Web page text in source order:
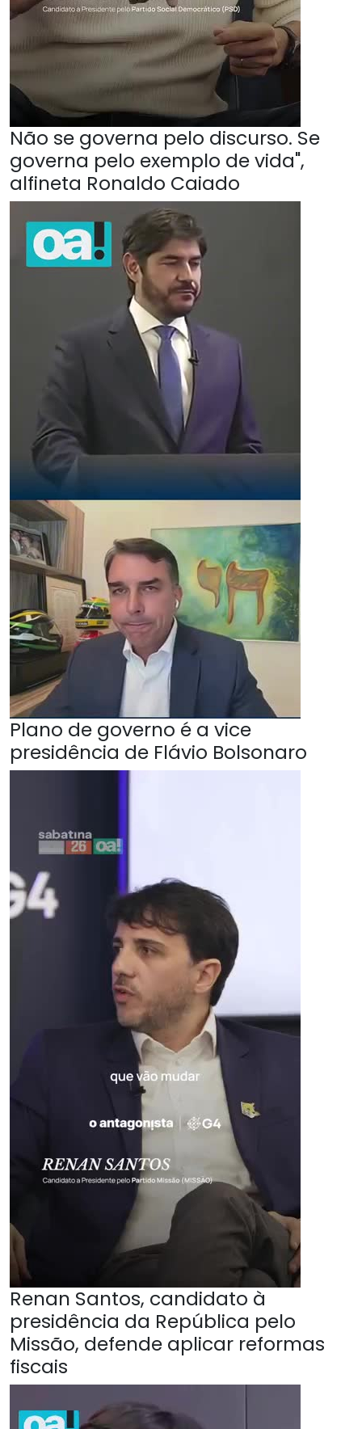
Não se governa pelo discurso. Se
governa pelo exemplo de vida",
alfineta Ronaldo Caiado
Plano de governo é a vice
presidência de Flávio Bolsonaro
Renan Santos, candidato à
presidência da República pelo
Missão, defende aplicar reformas
fiscais